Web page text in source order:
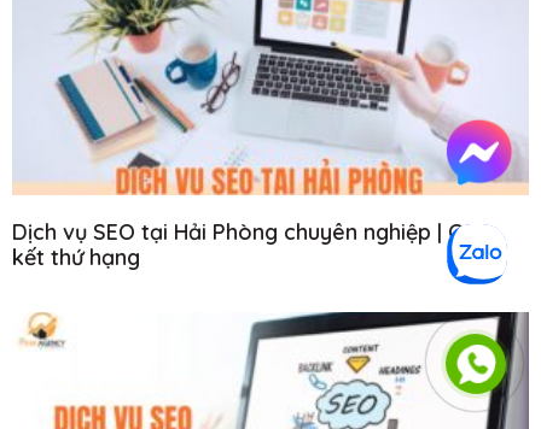
Dịch vụ SEO tại Hải Phòng chuyên nghiệp | Cam
kết thứ hạng